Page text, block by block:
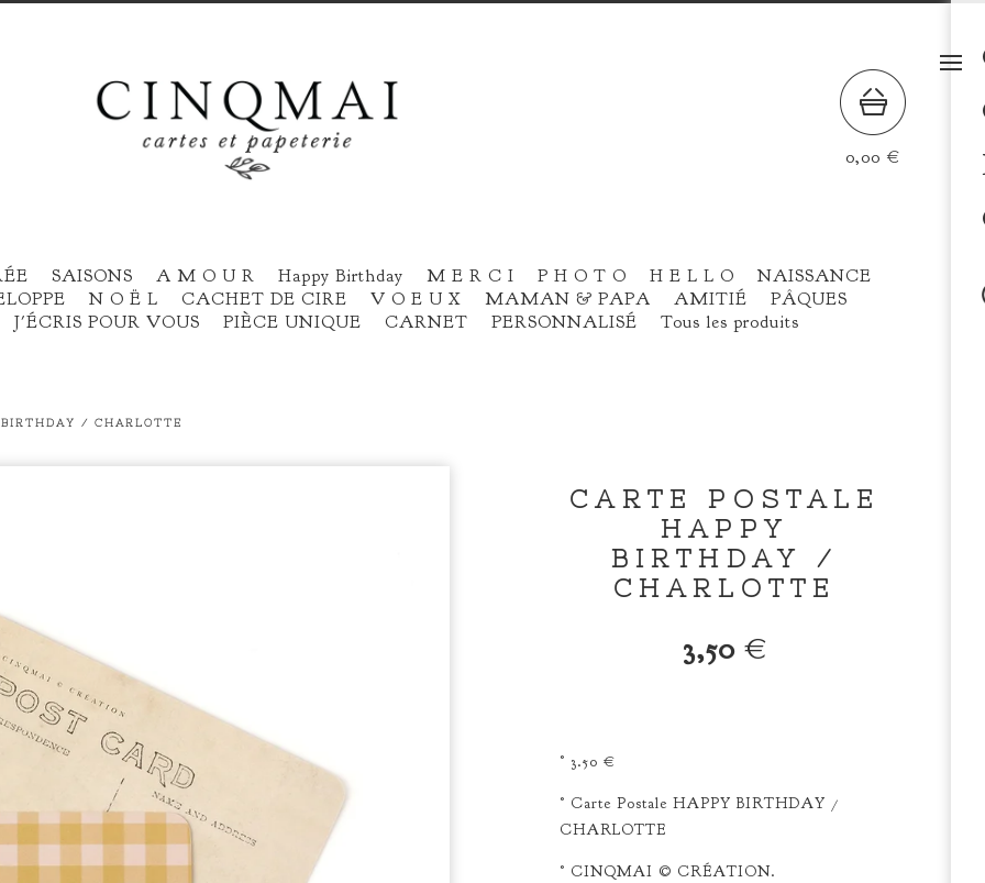
0,00 €
SAISONS A M O U R Happy Birthday M E R C I P H O T O H E L L O
NAISSANCE
N O Ë L CACHET DE CIRE V O E U X MAMAN & PAPA AMITIÉ
PÂQUES
J'ÉCRIS POUR VOUS
PIÈCE UNIQUE CARNET PERSONNALISÉ Tous les produits
/ CHARLOTTE
CARTE POSTALE
HAPPY
BIRTHDAY /
CHARLOTTE
3,50 €
° 3.50 €
° Carte Postale HAPPY BIRTHDAY /
CHARLOTTE
° CINQMAI © CRÉATION.